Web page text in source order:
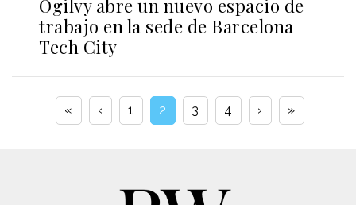
Ogilvy abre un nuevo espacio de
trabajo en la sede de Barcelona
Tech City
« ‹ 1 2 3 4 › »